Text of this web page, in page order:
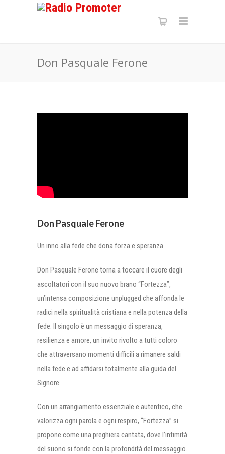
Don Pasquale Ferone
Don Pasquale Ferone
Un inno alla fede che dona forza e speranza.
Don Pasquale Ferone torna a toccare il cuore degli
ascoltatori con il suo nuovo brano “Fortezza”,
un’intensa composizione unplugged che affonda le
radici nella spiritualità cristiana e nella potenza della
fede. Il singolo è un messaggio di speranza,
resilienza e amore, un invito rivolto a tutti coloro
che attraversano momenti difficili a rimanere saldi
nella fede e ad affidarsi totalmente alla guida del
Signore.
Con un arrangiamento essenziale e autentico, che
valorizza ogni parola e ogni respiro, “Fortezza” si
propone come una preghiera cantata, dove l’intimità
del suono si fonde con la profondità del messaggio.